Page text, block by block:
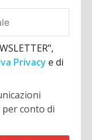
Privacye di
conto di